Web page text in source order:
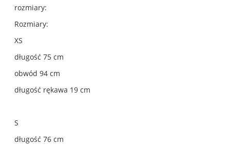
rozmiary:
Rozmiary:
XS
długość 75 cm
obwód 94 cm
długość rękawa 19 cm
S
długość 76 cm